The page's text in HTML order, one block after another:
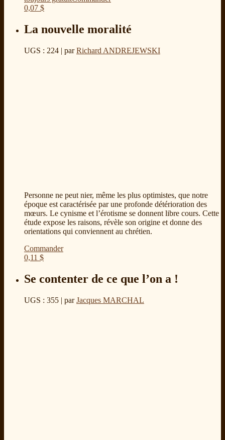
0,07 $
La nouvelle moralité
UGS : 224 | parRichard ANDREJEWSKI
Personne ne peut nier, même les plus optimistes, que notre
époque est caractérisée par une profonde détérioration des
mœurs. Le cynisme et l’érotisme se donnent libre cours. Cette
étude expose les raisons, révèle son origine et donne des
orientations qui conviennent au chrétien.
Commander
0,11 $
Se contenter de ce que l’on a !
UGS : 355 | parJacques MARCHAL